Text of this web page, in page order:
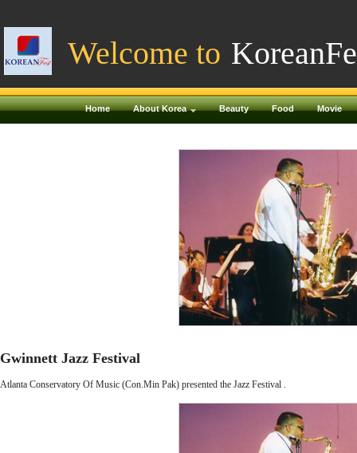
Welcome to
Home About Korea Beauty Food Movie
Gwinnett Jazz Festival
Atlanta Conservatory Of Music (Con.Min Pak) presented the Jazz Festival .